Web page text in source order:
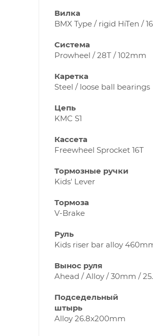
Вилка
BMX Type / rigid HiTen /
Система
Prowheel / 28T / 102mm
Каретка
Steel / loose ball bearings
Цепь
KMC S1
Кассета
Freewheel Sprocket 16T
Тормозные ручки
Kids' Lever
Тормоза
V-Brake
Руль
Kids riser bar alloy
Вынос руля
Ahead / Alloy / 30mm /
Подседельный
штырь
Alloy 26.8x200mm